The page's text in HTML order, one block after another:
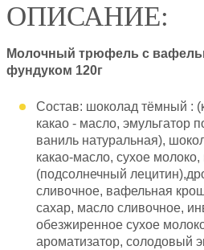
ОПИСАНИЕ:
Молочный трюфель с
фундуком 120г
Состав: шоколад тёмный :
какао - масло, эмульгатор
ваниль натуральная),
какао-масло, сухое молоко,
(подсолнечный
сливочное, вафельная
сахар, масло сливочное,
обезжиренное сухое
ароматизатор, солодовый